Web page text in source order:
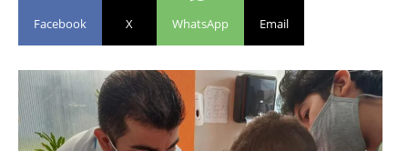
Facebook X WhatsApp Email